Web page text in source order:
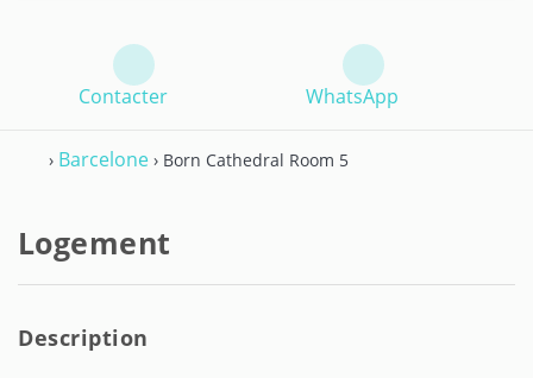
Contacter WhatsApp
› Barcelone› Born Cathedral Room 5
Logement
Description